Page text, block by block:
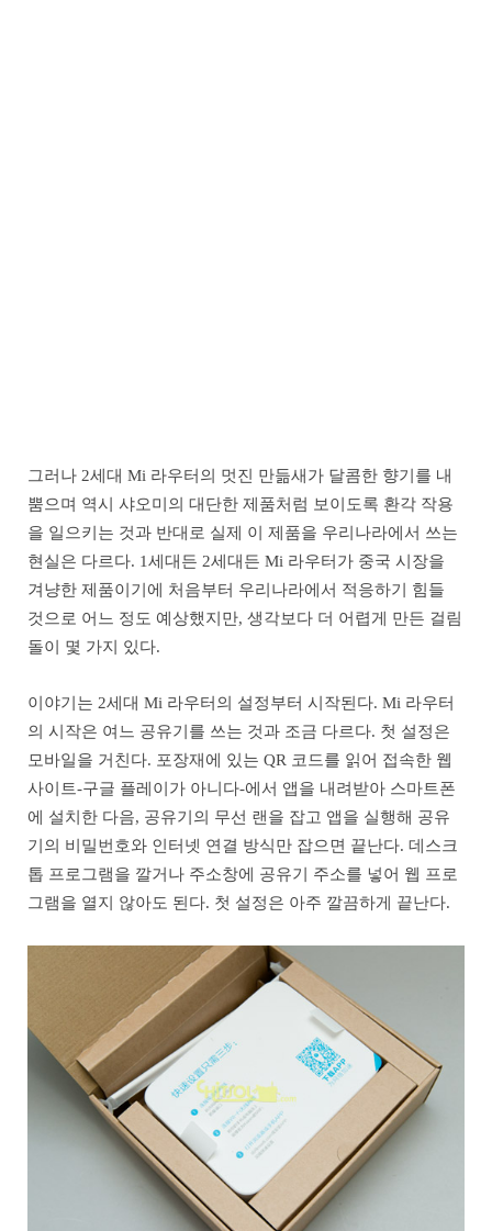
그러나 2세대 Mi 라우터의 멋진 만듦새가 달콤한 향기를 내
뿜으며 역시 샤오미의 대단한 제품처럼 보이도록 환각 작용
을 일으키는 것과 반대로 실제 이 제품을 우리나라에서 쓰는
현실은 다르다. 1세대든 2세대든 Mi 라우터가 중국 시장을
겨냥한 제품이기에 처음부터 우리나라에서 적응하기 힘들
것으로 어느 정도 예상했지만, 생각보다 더 어렵게 만든 걸림
돌이 몇 가지 있다.
이야기는 2세대 Mi 라우터의 설정부터 시작된다. Mi 라우터
의 시작은 여느 공유기를 쓰는 것과 조금 다르다. 첫 설정은
모바일을 거친다. 포장재에 있는 QR 코드를 읽어 접속한 웹
사이트-구글 플레이가 아니다-에서 앱을 내려받아 스마트폰
에 설치한 다음, 공유기의 무선 랜을 잡고 앱을 실행해 공유
기의 비밀번호와 인터넷 연결 방식만 잡으면 끝난다. 데스크
톱 프로그램을 깔거나 주소창에 공유기 주소를 넣어 웹 프로
그램을 열지 않아도 된다. 첫 설정은 아주 깔끔하게 끝난다.